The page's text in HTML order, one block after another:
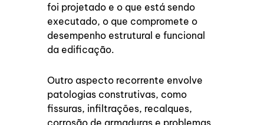
foi projetado e o que está sendo
executado, o que compromete o
desempenho estrutural e funcional
da edificação.
Outro aspecto recorrente envolve
patologias construtivas, como
fissuras, infiltrações, recalques,